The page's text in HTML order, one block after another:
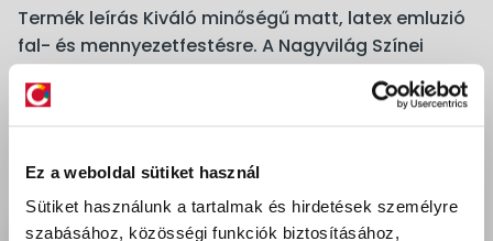
Ez a weboldal sütiket használ
Sütiket használunk a tartalmak és hirdetések személyre
szabásához, közösségi funkciók biztosításához,
Termék leírás Kiváló minőségű matt, latex emluzió
fal- és mennyezetfestésre. A Nagyvilág Színei
formulának köszönhetően csúcsminőségű
pigmentek optimális koncentrációja, mely
mosásállóságot biztosít. A szennyeződések,
pecsétfoltok könnyen eltávolíthatók megőrizve a